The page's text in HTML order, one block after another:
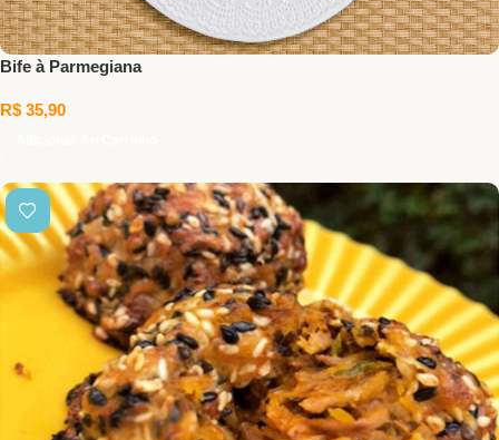
Bife à Parmegiana
R$ 35,90